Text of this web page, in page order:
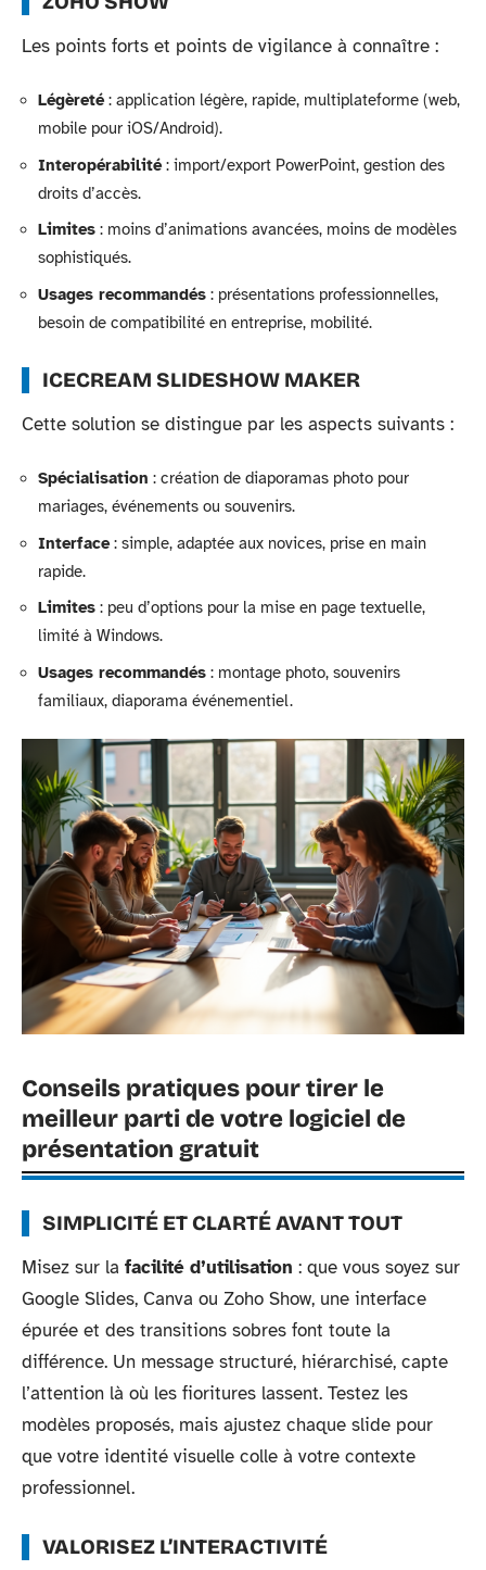
Les points forts et points de vigilance à connaître :
Légèreté: application légère, rapide, multiplateforme (web,
mobile pour iOS/Android).
Interopérabilité: import/export PowerPoint, gestion des
droits d’accès.
Limites : moins d’animations avancées, moins de modèles
sophistiqués.
Usages recommandés : présentations professionnelles,
besoin de compatibilité en entreprise, mobilité.
ICECREAM SLIDESHOW MAKER
Cette solution se distingue par les aspects suivants :
Spécialisation : création de diaporamas photo pour
mariages, événements ou souvenirs.
Interface: simple, adaptée aux novices, prise en main
rapide.
Limites : peu d’options pour la mise en page textuelle,
limité à Windows.
Usages recommandés : montage photo, souvenirs
familiaux, diaporama événementiel.
Conseils pratiques pour tirer le
meilleur parti de votre logiciel de
présentation gratuit
SIMPLICITÉ ET CLARTÉ AVANT TOUT
Misez sur la facilité d’utilisation : que vous soyez sur
Google Slides, Canva ou Zoho Show, une interface
épurée et des transitions sobres font toute la
différence. Un message structuré, hiérarchisé, capte
l’attention là où les fioritures lassent. Testez les
modèles proposés, mais ajustez chaque slide pour
que votre identité visuelle colle à votre contexte
professionnel.
VALORISEZ L’INTERACTIVITÉ